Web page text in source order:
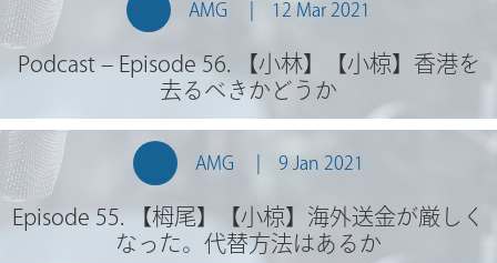
AMG 12 Mar 2021
Podcast – Episode 56. 【小林】【小椋】香港を
去るべきかどうか
AMG 9 Jan 2021
Episode 55. 【栂尾】【小椋】海外送金が厳しく
なった。代替方法はあるか